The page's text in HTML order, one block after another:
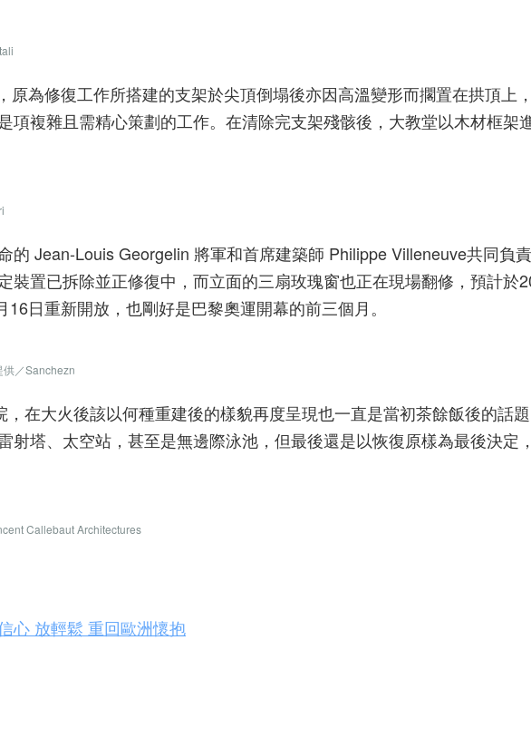
原為修復工作所搭建的支架於尖頂倒塌後亦因高溫變形而擱置在拱頂上
項複雜且需精心策劃的工作。在清除完支架殘骸後，大教堂以木材框架
的 Jean-Louis Georgelin 將軍和首席建築師 Philippe Villeneuve共同負
裝置已拆除並正修復中，而立面的三扇玫瑰窗也正在現場翻修，預計於
日重新開放，也剛好是巴黎奧運開幕的前三個月。
／Sanchezn
在大火後該以何種重建後的樣貌再度呈現也一直是當初茶餘飯後的話
射塔、太空站，甚至是無邊際泳池，但最後還是以恢復原樣為最後決定
Callebaut Architectures
心 放輕鬆 重回歐洲懷抱